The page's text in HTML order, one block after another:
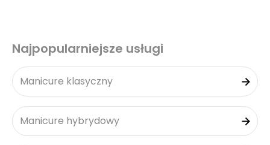
Najpopularniejsze usługi
Manicure klasyczny
Manicure hybrydowy